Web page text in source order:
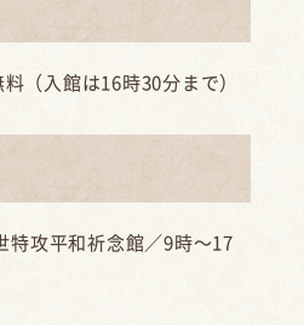
（入館は16時30分まで）
攻平和祈念館／9時〜17